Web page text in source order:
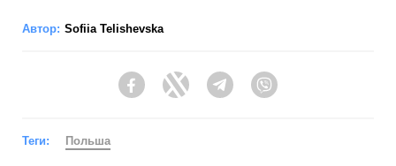
Автор: Sofiia Telishevska
FacebookTwitter Telegram
Теги: Польша